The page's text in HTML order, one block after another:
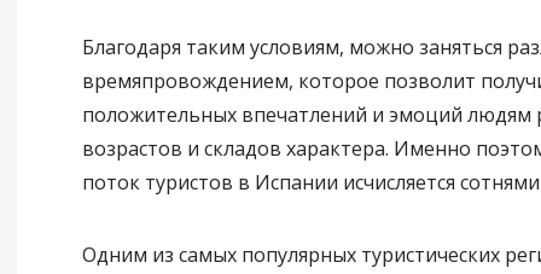
Благодаря таким условиям, можно заняться
времяпровождением, которое позволит
положительных впечатлений и эмоций людям
возрастов и складов характера. Именно
поток туристов в Испании исчисляется
Одним из самых популярных туристических